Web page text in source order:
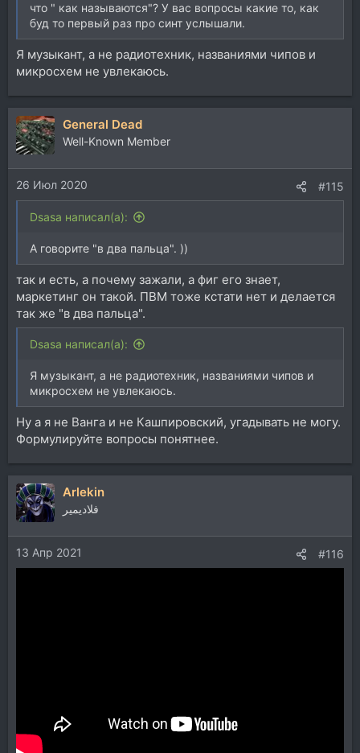
что " как называются"? У вас вопросы какие то, как
буд то первый раз про синт услышали.
Я музыкант, а не радиотехник, названиями чипов и
микросхем не увлекаюсь.
General Dead
Well-Known Member
26 Июл 2020 #115
Dsasa написал(а):
А говорите "в два пальца". ))
так и есть, а почему зажали, а фиг его знает,
маркетинг он такой. ПВМ тоже кстати нет и делается
так же "в два пальца".
Dsasa написал(а):
Я музыкант, а не радиотехник, названиями чипов и
микросхем не увлекаюсь.
Ну а я не Ванга и не Кашпировский, угадывать не могу.
Формулируйте вопросы понятнее.
Arlekin
فلاديمير
13 Апр 2021 #116